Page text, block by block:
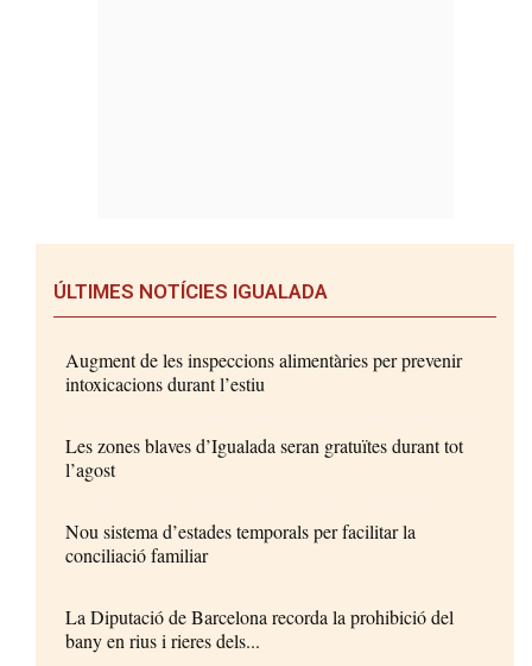
ÚLTIMES NOTÍCIES IGUALADA
Augment de les inspeccions alimentàries per prevenir
intoxicacions durant l’estiu
Les zones blaves d’Igualada seran gratuïtes durant tot
l’agost
Nou sistema d’estades temporals per facilitar la
conciliació familiar
La Diputació de Barcelona recorda la prohibició del
bany en rius i rieres dels...